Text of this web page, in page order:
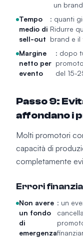
un
Tempo
medio di
sell-out
: quanti
Ridurre
brand e
Margine
netto per
evento
: dopo
del 15-
Passo 9:
affondano i
Molti promotori
capacità di
completamente
Errori
Non avere
un fondo
di
emergenza
: un